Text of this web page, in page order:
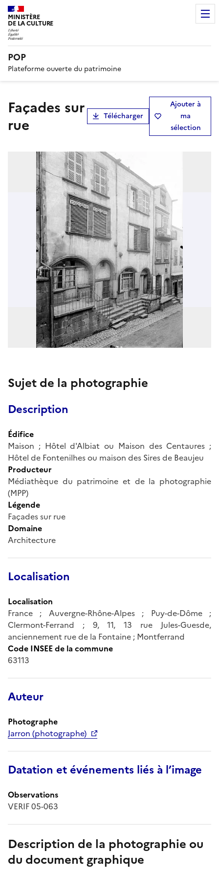
MINISTÈRE
DE LA CULTURE
POP
Plateforme ouverte du patrimoine
Façades sur
rue
Télécharger
Ajouter à
ma
sélection
Sujet de la photographie
Description
Édifice
Maison ; Hôtel d'Albiat ou Maison des Centaures ;
Hôtel de Fontenilhes ou maison des Sires de Beaujeu
Producteur
Médiathèque du patrimoine et de la photographie
(MPP)
Légende
Façades sur rue
Domaine
Architecture
Localisation
Localisation
France ; Auvergne-Rhône-Alpes ; Puy-de-Dôme ;
Clermont-Ferrand ; 9, 11, 13 rue Jules-Guesde,
anciennement rue de la Fontaine ; Montferrand
Code INSEE de la commune
63113
Auteur
Photographe
Jarron (photographe)
Datation et événements liés à l’image
Observations
VERIF 05-063
Description de la photographie ou
du document graphique